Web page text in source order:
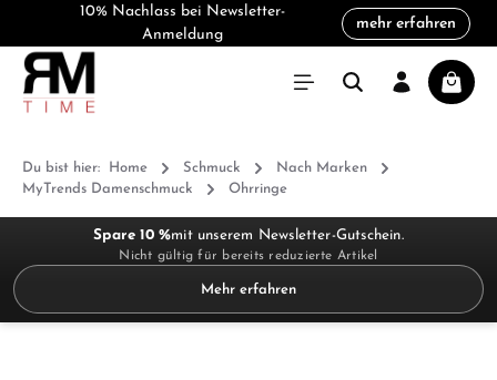
10% Nachlass bei Newsletter-
Anmeldung
mehr erfahren
Du bist hier: Home Schmuck
Nach Marken
MyTrends Damenschmuck
Ohrringe
Spare 10 %mit unserem Newsletter-Gutschein.
Nicht gültig für bereits reduzierte Artikel
Mehr erfahren